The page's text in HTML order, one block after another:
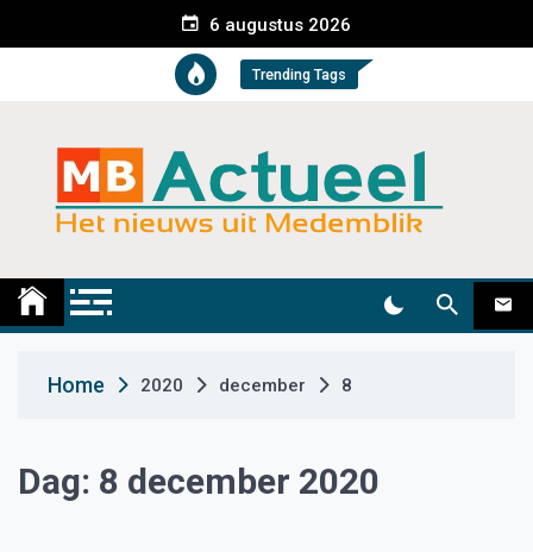
e
t
6 augustus 2026
Trending Tags
Medemblik Actueel
Home 2020 december 8
Dag: 8 december 2020